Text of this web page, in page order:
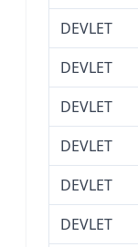
DEVLET
DEVLET
DEVLET
DEVLET
DEVLET
DEVLET